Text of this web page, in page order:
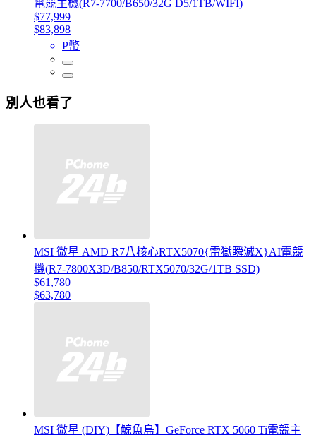
電競主機(R7-7700/B650/32G D5/1TB/WIFI)
$77,999
$83,898
P幣
別人也看了
MSI 微星 AMD R7八核心RTX5070{雷獄瞬滅X}AI電競
機(R7-7800X3D/B850/RTX5070/32G/1TB SSD)
$61,780
$63,780
MSI 微星 (DIY)【鯨魚島】GeForce RTX 5060 Ti電競主